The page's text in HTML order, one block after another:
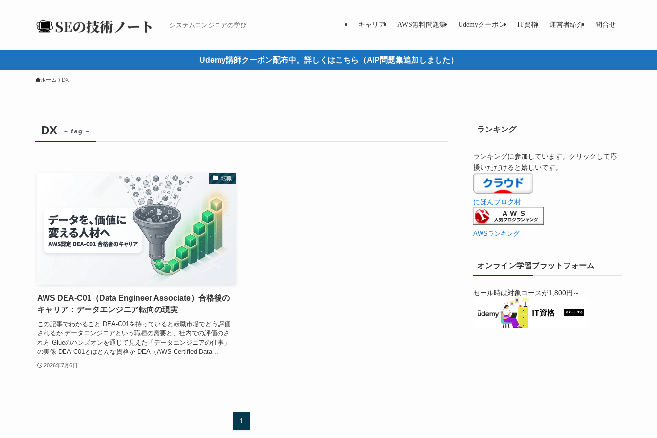
システムエンジニアの学び キャリア AWS無料問題集 Udemyクーポン IT資格 運営者紹介 問合せ
Udemy講師クーポン配布中。詳しくはこちら（AIP問題集追加しました）
ホーム DX
DX – tag –
転職
AWS DEA-C01（Data Engineer Associate）合格後の
キャリア：データエンジニア転向の現実
この記事でわかること DEA-C01を持っていると転職市場でどう評価
されるか データエンジニアという職種の需要と、社内での評価のさ
れ方 Glueのハンズオンを通じて見えた「データエンジニアの仕事」
の実像 DEA-C01とはどんな資格か DEA（AWS Certified Data ...
2026年7月6日
1
ランキング
ランキングに参加しています。クリックして応
援いただけると嬉しいです。
にほんブログ村
AWSランキング
オンライン学習プラットフォーム
セール時は対象コースが1,800円～